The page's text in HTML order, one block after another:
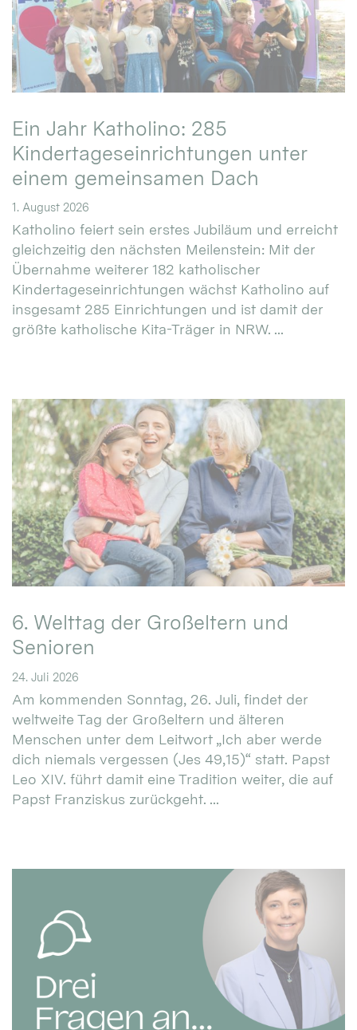
Ein Jahr Katholino: 285
Kindertageseinrichtungen unter
einem gemeinsamen Dach
1. August 2026
Katholino feiert sein erstes Jubiläum und erreicht
gleichzeitig den nächsten Meilenstein: Mit der
Übernahme weiterer 182 katholischer
Kindertageseinrichtungen wächst Katholino auf
insgesamt 285 Einrichtungen und ist damit der
größte katholische Kita-Träger in NRW. ...
6. Welttag der Großeltern und
Senioren
24. Juli 2026
Am kommenden Sonntag, 26. Juli, findet der
weltweite Tag der Großeltern und älteren
Menschen unter dem Leitwort „Ich aber werde
dich niemals vergessen (Jes 49,15)“ statt. Papst
Leo XIV. führt damit eine Tradition weiter, die auf
Papst Franziskus zurückgeht. ...